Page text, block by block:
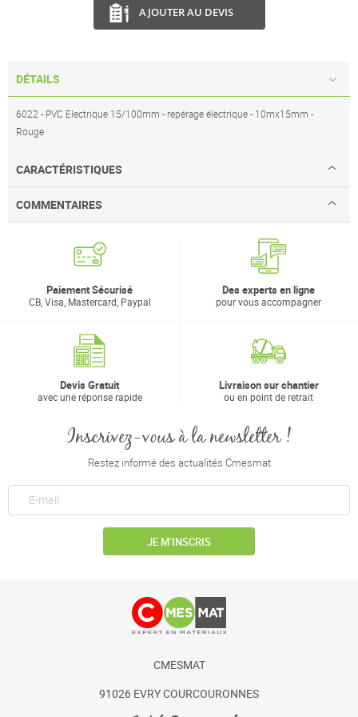
AJOUTER AU DEVIS
DÉTAILS
6022 - PVC Electrique 15/100mm - repérage électrique - 10mx15mm -
Rouge
CARACTÉRISTIQUES
COMMENTAIRES
Paiement Sécurisé
CB, Visa, Mastercard, Paypal
Des experts en ligne
pour vous accompagner
Devis Gratuit
avec une réponse rapide
Livraison sur chantier
ou en point de retrait
Inscrivez-vous à la newsletter !
Restez informé des actualités Cmesmat
JE M’INSCRIS
CMESMAT
91026 EVRY COURCOURONNES